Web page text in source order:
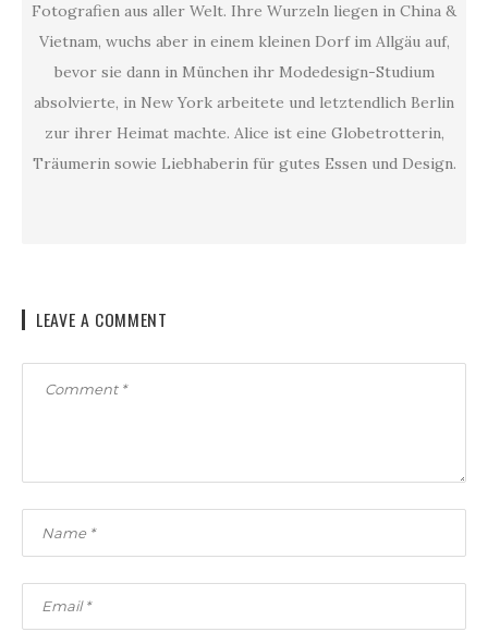
Fotografien aus aller Welt. Ihre Wurzeln liegen in China &
Vietnam, wuchs aber in einem kleinen Dorf im Allgäu auf,
bevor sie dann in München ihr Modedesign-Studium
absolvierte, in New York arbeitete und letztendlich Berlin
zur ihrer Heimat machte. Alice ist eine Globetrotterin,
Träumerin sowie Liebhaberin für gutes Essen und Design.
LEAVE A COMMENT